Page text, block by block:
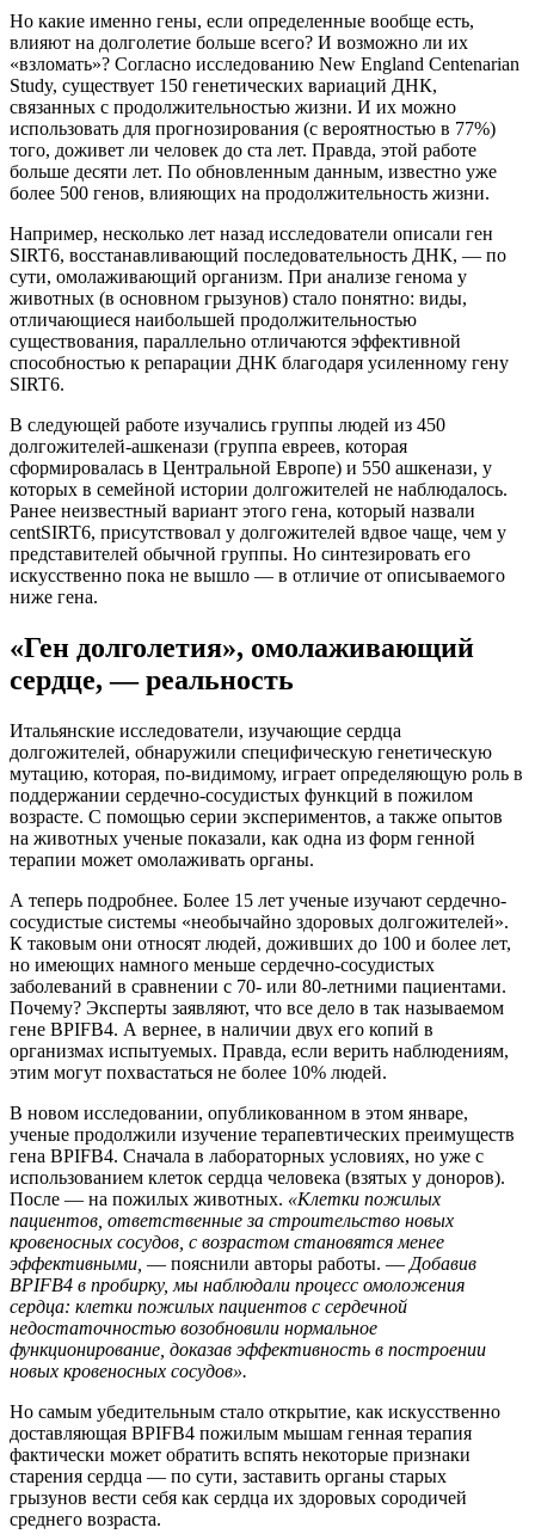
Но какие именно гены, если определенные вообще есть,
влияют на долголетие больше всего? И возможно ли их
«взломать»? Согласно исследованию New England Centenarian
Study, существует 150 генетических вариаций ДНК,
связанных с продолжительностью жизни. И их можно
использовать для прогнозирования (с вероятностью в 77%)
того, доживет ли человек до ста лет. Правда, этой работе
больше десяти лет. По обновленным данным, известно уже
более 500 генов, влияющих на продолжительность жизни.
Например, несколько лет назад исследователи описали ген
SIRT6, восстанавливающий последовательность ДНК, — по
сути, омолаживающий организм. При анализе генома у
животных (в основном грызунов) стало понятно: виды,
отличающиеся наибольшей продолжительностью
существования, параллельно отличаются эффективной
способностью к репарации ДНК благодаря усиленному гену
SIRT6.
В следующей работе изучались группы людей из 450
долгожителей-ашкенази (группа евреев, которая
сформировалась в Центральной Европе) и 550 ашкенази, у
которых в семейной истории долгожителей не наблюдалось.
Ранее неизвестный вариант этого гена, который назвали
centSIRT6, присутствовал у долгожителей вдвое чаще, чем у
представителей обычной группы. Но синтезировать его
искусственно пока не вышло — в отличие от описываемого
ниже гена.
«Ген долголетия», омолаживающий
сердце, — реальность
Итальянские исследователи, изучающие сердца
долгожителей, обнаружили специфическую генетическую
мутацию, которая, по-видимому, играет определяющую роль в
поддержании сердечно-сосудистых функций в пожилом
возрасте. С помощью серии экспериментов, а также опытов
на животных ученые показали, как одна из форм генной
терапии может омолаживать органы.
А теперь подробнее. Более 15 лет ученые изучают сердечно-
сосудистые системы «необычайно здоровых долгожителей».
К таковым они относят людей, доживших до 100 и более лет,
но имеющих намного меньше сердечно-сосудистых
заболеваний в сравнении с 70- или 80-летними пациентами.
Почему? Эксперты заявляют, что все дело в так называемом
гене BPIFB4. А вернее, в наличии двух его копий в
организмах испытуемых. Правда, если верить наблюдениям,
этим могут похвастаться не более 10% людей.
В новом исследовании, опубликованном в этом январе,
ученые продолжили изучение терапевтических преимуществ
гена BPIFB4. Сначала в лабораторных условиях, но уже с
использованием клеток сердца человека (взятых у доноров).
После — на пожилых животных. «Клетки пожилых
пациентов, ответственные за строительство новых
кровеносных сосудов, с возрастом становятся менее
эффективными, — пояснили авторы работы. — Добавив
BPIFB4 в пробирку, мы наблюдали процесс омоложения
сердца: клетки пожилых пациентов с сердечной
недостаточностью возобновили нормальное
функционирование, доказав эффективность в построении
новых кровеносных сосудов».
Но самым убедительным стало открытие, как искусственно
доставляющая BPIFB4 пожилым мышам генная терапия
фактически может обратить вспять некоторые признаки
старения сердца — по сути, заставить органы старых
грызунов вести себя как сердца их здоровых сородичей
среднего возраста.